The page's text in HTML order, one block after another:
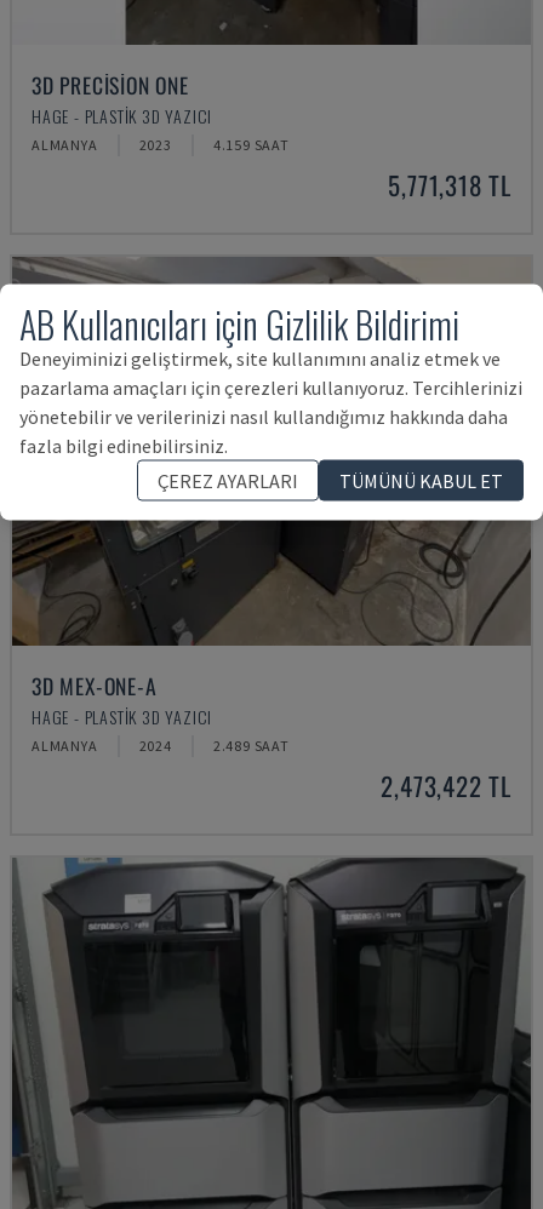
3D PRECISION ONE
HAGE - PLASTIK 3D YAZICI
ALMANYA 2023 4.159 SAAT
5,771,318 TL
3D MEX-ONE-A
HAGE - PLASTIK 3D YAZICI
ALMANYA 2024 2.489 SAAT
2,473,422 TL
AB Kullanıcıları için Gizlilik Bildirimi
Deneyiminizi geliştirmek, site kullanımını analiz etmek ve
pazarlama amaçları için çerezleri kullanıyoruz. Tercihlerinizi
yönetebilir ve verilerinizi nasıl kullandığımız hakkında daha
fazla bilgi edinebilirsiniz.
ÇEREZ AYARLARI
TÜMÜNÜ KABUL ET